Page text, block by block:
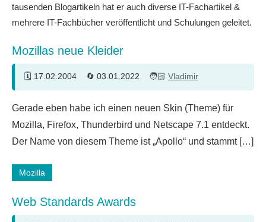
tausenden Blogartikeln hat er auch diverse IT-Fachartikel &
mehrere IT-Fachbücher veröffentlicht und Schulungen geleitet.
Mozillas neue Kleider
17.02.2004 03.01.2022 Vladimir
Kommentar
Gerade eben habe ich einen neuen Skin (Theme) für
Mozilla, Firefox, Thunderbird und Netscape 7.1 entdeckt.
Der Name von diesem Theme ist „Apollo“ und stammt […]
Mozilla
Web Standards Awards